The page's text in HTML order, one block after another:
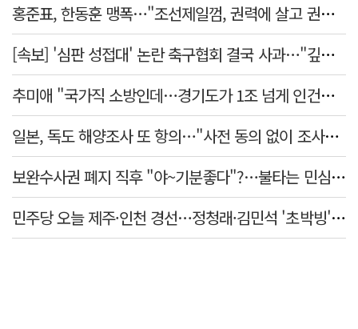
홍준표, 한동훈 맹폭…"조선제일껌, 권력에 살고 권력에 죽었다"
[속보] '심판 성접대' 논란 축구협회 결국 사과…"깊이 반성, 쇄신하겠다"
추미애 "국가직 소방인데…경기도가 1조 넘게 인건비 대납"
일본, 독도 해양조사 또 항의…"사전 동의 없이 조사" 주장
보완수사권 폐지 직후 "야~기분좋다"?…불타는 민심에 기름, 민주당 '말말말'[금주의 정치舌전]
민주당 오늘 제주·인천 경선…정청래·김민석 '초박빙' 승부